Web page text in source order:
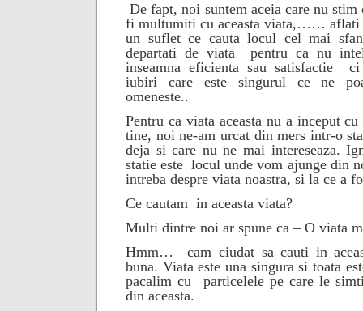
De fapt, noi suntem aceia care nu
fi multumiti cu aceasta viata,…… aflati
un suflet ce cauta locul cel mai
departati de viata
pentru ca nu
inseamna eficienta sau satisfactie
ci
iubiri care este singurul ce ne
omeneste..
Pentru ca viata aceasta nu a inceput
tine, noi ne-am urcat din mers intr-o
deja si care nu ne mai intereseaza.
statie este locul unde vom ajunge din
intreba despre viata noastra, si la ce a
Ce cautam in aceasta viata?
Multi dintre noi ar spune ca – O viata
Hmm…
cam ciudat sa cauti in
buna. Viata este una singura si toata
pacalim cu
particelele pe care le
din aceasta.